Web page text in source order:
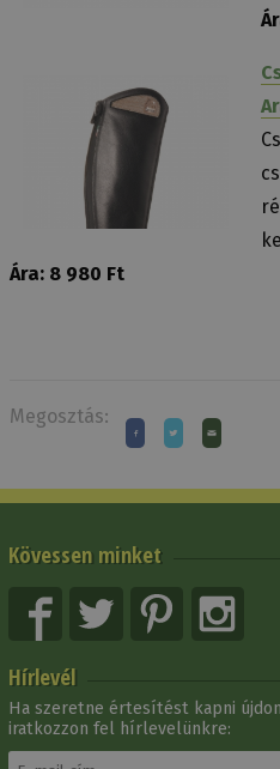
Ára: 8 980 Ft
Megosztás:
Kövessen minket
Hírlevél
Ha szeretne értesítést kapni
iratkozzon fel hírlevelünkre: